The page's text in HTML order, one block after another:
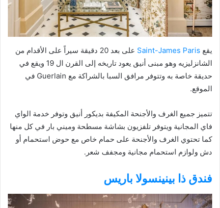
يقع Saint-James Paris
على بعد 20 دقيقة سيراً على الأقدام من
الشانزليزيه وهو مبنى أنيق يعود تاريخه إلى القرن ال 19 ويقع في
حديقة خاصة به وتتوفر مرافق السبا بالشراكة مع Guerlain في
الموقع.
تتميز جميع الغرف والأجنحة المكيفة بديكور أنيق وتوفر خدمة الواي
فاي المجانية ويتوفر تلفزيون بشاشة مسطحة وميني بار في كل منها
كما تحتوي الغرف والأجنحة على حمام خاص مع حوض استحمام أو
دش ولوازم استحمام مجانية ومجفف شعر.
فندق ذا بينينسولا باريس